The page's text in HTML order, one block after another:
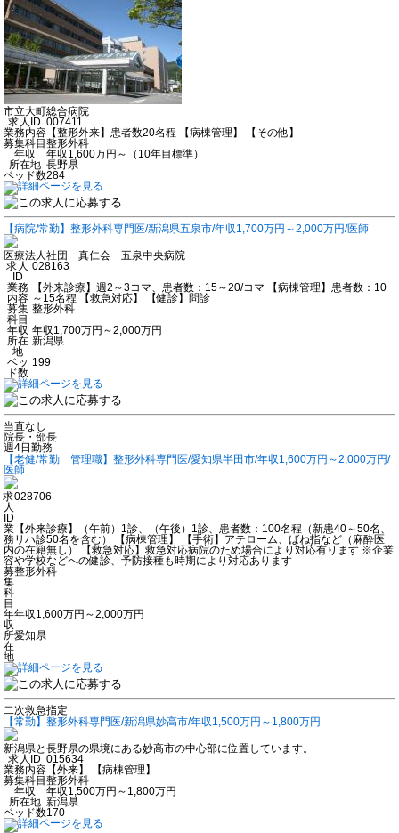
市立大町総合病院
求人ID 007411
業務内容 【整形外来】患者数20名程 【病棟管理】 【その他】
募集科目整形外科
年収
年収1,600万円～（10年目標準）
所在地 長野県
ベッド数284
【病院/常勤】整形外科専門医/新潟県五泉市/年収1,700万円～2,000万円/医師
医療法人社団 真仁会 五泉中央病院
求人
ID
028163
業務
内容
【外来診療】週2～3コマ、患者数：15～20/コマ 【病棟管理】患者数：10
～15名程 【救急対応】 【健診】問診
募集
科目
整形外科
年収 年収1,700万円～2,000万円
所在
地
新潟県
ベッ
ド数
199
当直なし
院長・部長
週4日勤務
【老健/常勤 管理職】整形外科専門医/愛知県半田市/年収1,600万円～2,000万円/
医師
求
人
ID
028706
業
務
内
容
【外来診療】（午前）1診、（午後）1診、患者数：100名程（新患40～50名、
リハ診50名を含む） 【病棟管理】 【手術】アテローム、ばね指など（麻酔医
の在籍無し） 【救急対応】救急対応病院のため場合により対応有ります ※企業
や学校などへの健診、予防接種も時期により対応あります
募
集
科
目
整形外科
年
収
年収1,600万円～2,000万円
所
在
地
愛知県
二次救急指定
【常勤】整形外科専門医/新潟県妙高市/年収1,500万円～1,800万円
新潟県と長野県の県境にある妙高市の中心部に位置しています。
求人ID 015634
業務内容 【外来】 【病棟管理】
募集科目整形外科
年収
年収1,500万円～1,800万円
所在地 新潟県
ベッド数170